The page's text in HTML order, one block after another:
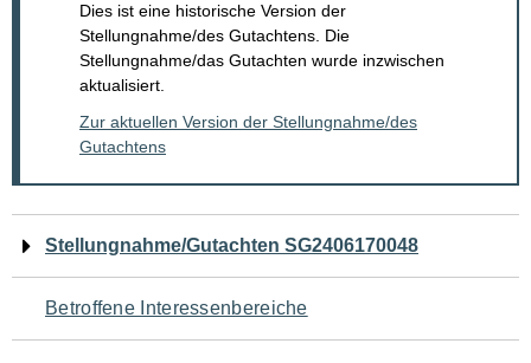
Dies ist eine historische Version der
Stellungnahme/des Gutachtens. Die
Stellungnahme/das Gutachten wurde inzwischen
aktualisiert.
Zur aktuellen Version der Stellungnahme/des
Gutachtens
Navigation
für
den
Stellungnahme/Gutachten SG2406170048
Betroffene Interessenbereiche